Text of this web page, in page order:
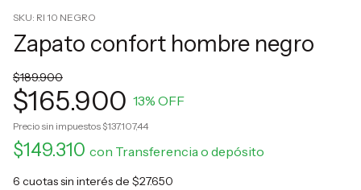
SKU: RI 10 NEGRO
Zapato confort hombre negro
$189.900
$165.900 13% OFF
Precio sin impuestos$137.107,44
$149.310 con Transferencia o depósito
6 cuotas sin interés de $27.650